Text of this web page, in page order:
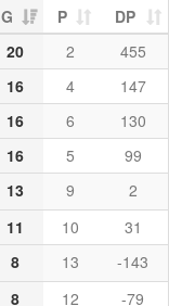
G P
DP
20 2
455
16 4
147
16 6
130
16 5
99
13 9
2
11 10
31
8 13
-143
8 12
-79